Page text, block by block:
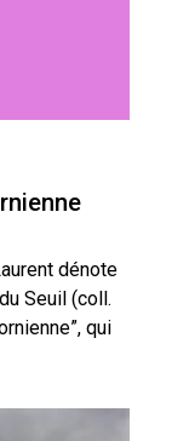
dénote
Seuil (coll.
qui